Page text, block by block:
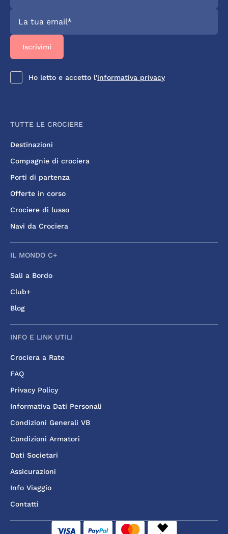
Ho letto e accetto l'informativa privacy
TUTTE LE CROCIERE
Destinazioni
Compagnie di crociera
Porti di partenza
Offerte in corso
Crociere di lusso
Navi da Crociera
IL MONDO C+
Sali a Bordo
Club+
Blog
INFO E LINK UTILI
Crociera a Rate
FAQ
Privacy Policy
Informativa Dati Personali
Condizioni Generali VB
Condizioni Armatori
Dati Societari
Assicurazioni
Info Viaggio
Contatti